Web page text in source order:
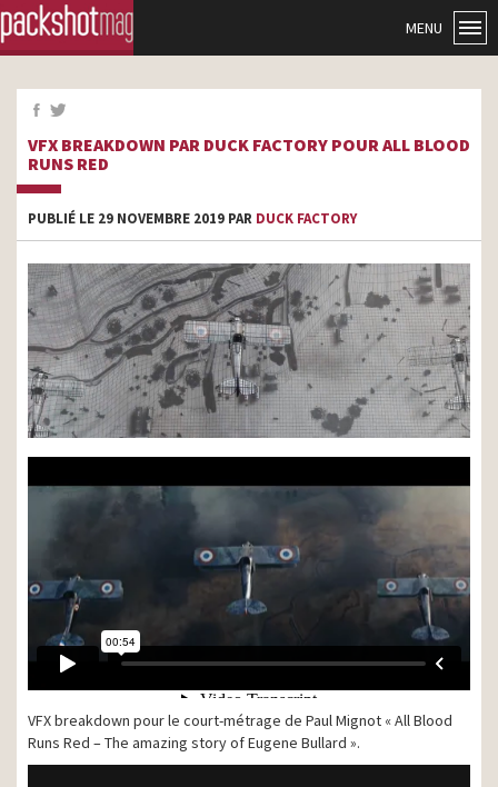
MENU
VFX BREAKDOWN PAR DUCK FACTORY POUR ALL BLOOD
RUNS RED
PUBLIÉ LE 29 NOVEMBRE 2019 PAR DUCK FACTORY
VFX breakdown pour le court-métrage de Paul Mignot « All Blood
Runs Red – The amazing story of Eugene Bullard ».